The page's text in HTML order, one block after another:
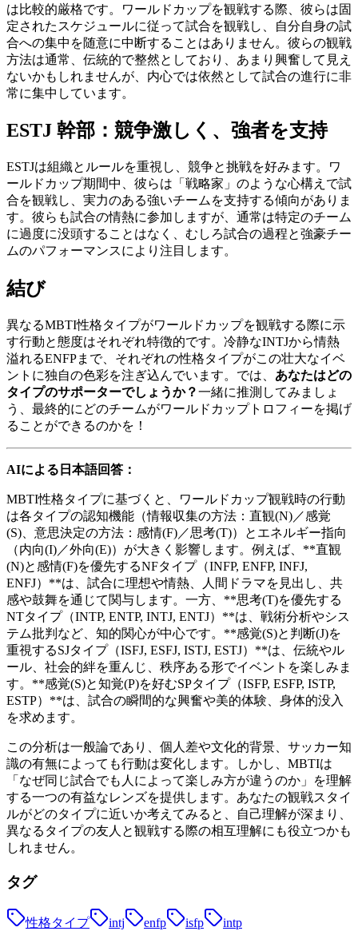
は比較的厳格です。ワールドカップを観戦する際、彼らは固
定されたスケジュールに従って試合を観戦し、自分自身の試
合への集中を随意に中断することはありません。彼らの観戦
方法は通常、伝統的で整然としており、あまり興奮して見え
ないかもしれませんが、内心では依然として試合の進行に非
常に集中しています。
ESTJ 幹部：競争激しく、強者を支持
ESTJは組織とルールを重視し、競争と挑戦を好みます。ワ
ールドカップ期間中、彼らは「戦略家」のような心構えで試
合を観戦し、実力のある強いチームを支持する傾向がありま
す。彼らも試合の情熱に参加しますが、通常は特定のチーム
に過度に没頭することはなく、むしろ試合の過程と強豪チー
ムのパフォーマンスにより注目します。
結び
異なるMBTI性格タイプがワールドカップを観戦する際に示
す行動と態度はそれぞれ特徴的です。冷静なINTJから情熱
溢れるENFPまで、それぞれの性格タイプがこの壮大なイベ
ントに独自の色彩を注ぎ込んでいます。では、 あなたはどの
タイプのサポーターでしょうか？一緒に推測してみましょ
う、最終的にどのチームがワールドカップトロフィーを掲げ
ることができるのかを！
AIによる日本語回答：
MBTI性格タイプに基づくと、ワールドカップ観戦時の行動
は各タイプの認知機能（情報収集の方法：直観(N)／感覚
(S)、意思決定の方法：感情(F)／思考(T)）とエネルギー指向
（内向(I)／外向(E)）が大きく影響します。例えば、**直観
(N)と感情(F)を優先するNFタイプ（INFP, ENFP, INFJ,
ENFJ）**は、試合に理想や情熱、人間ドラマを見出し、共
感や鼓舞を通じて関与します。一方、**思考(T)を優先する
NTタイプ（INTP, ENTP, INTJ, ENTJ）**は、戦術分析やシス
テム批判など、知的関心が中心です。**感覚(S)と判断(J)を
重視するSJタイプ（ISFJ, ESFJ, ISTJ, ESTJ）**は、伝統やル
ール、社会的絆を重んじ、秩序ある形でイベントを楽しみま
す。**感覚(S)と知覚(P)を好むSPタイプ（ISFP, ESFP, ISTP,
ESTP）**は、試合の瞬間的な興奮や美的体験、身体的没入
を求めます。
この分析は一般論であり、個人差や文化的背景、サッカー知
識の有無によっても行動は変化します。しかし、MBTIは
「なぜ同じ試合でも人によって楽しみ方が違うのか」を理解
する一つの有益なレンズを提供します。あなたの観戦スタイ
ルがどのタイプに近いか考えてみると、自己理解が深まり、
異なるタイプの友人と観戦する際の相互理解にも役立つかも
しれません。
タグ
性格タイプ intj enfp isfp intp